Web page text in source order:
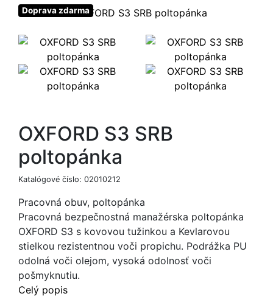
Doprava zdarma
OXFORD S3 SRB
poltopánka
Katalógové číslo: 02010212
Pracovná obuv, poltopánka
Pracovná bezpečnostná manažérska poltopánka
OXFORD S3 s kovovou tužinkou a Kevlarovou
stielkou rezistentnou voči propichu. Podrážka PU
odolná voči olejom, vysoká odolnosť voči
pošmyknutiu.
Celý popis